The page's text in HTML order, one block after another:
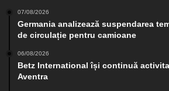
07/08/2026
Germania analizează suspendarea
de circulație pentru camioane
06/08/2026
Betz International își continuă
Aventra